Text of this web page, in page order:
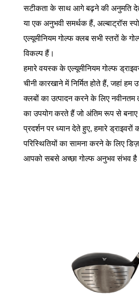
सटीकता के साथ आगे बढ़ने की अनुमति
या एक अनुभवी समर्थक हैं, अल्बाट्रॉस
एल्यूमीनियम गोल्फ क्लब सभी स्तरों के
विकल्प हैं।
हमारे वयस्क के एल्यूमीनियम गोल्फ
चीनी कारखाने में निर्मित होते हैं, जहां हम
क्लबों का उत्पादन करने के लिए
का उपयोग करते हैं जो अंतिम रूप से
प्रदर्शन पर ध्यान देते हुए, हमारे
परिस्थितियों का सामना करने के लिए
आपको सबसे अच्छा गोल्फ अनुभव संभव